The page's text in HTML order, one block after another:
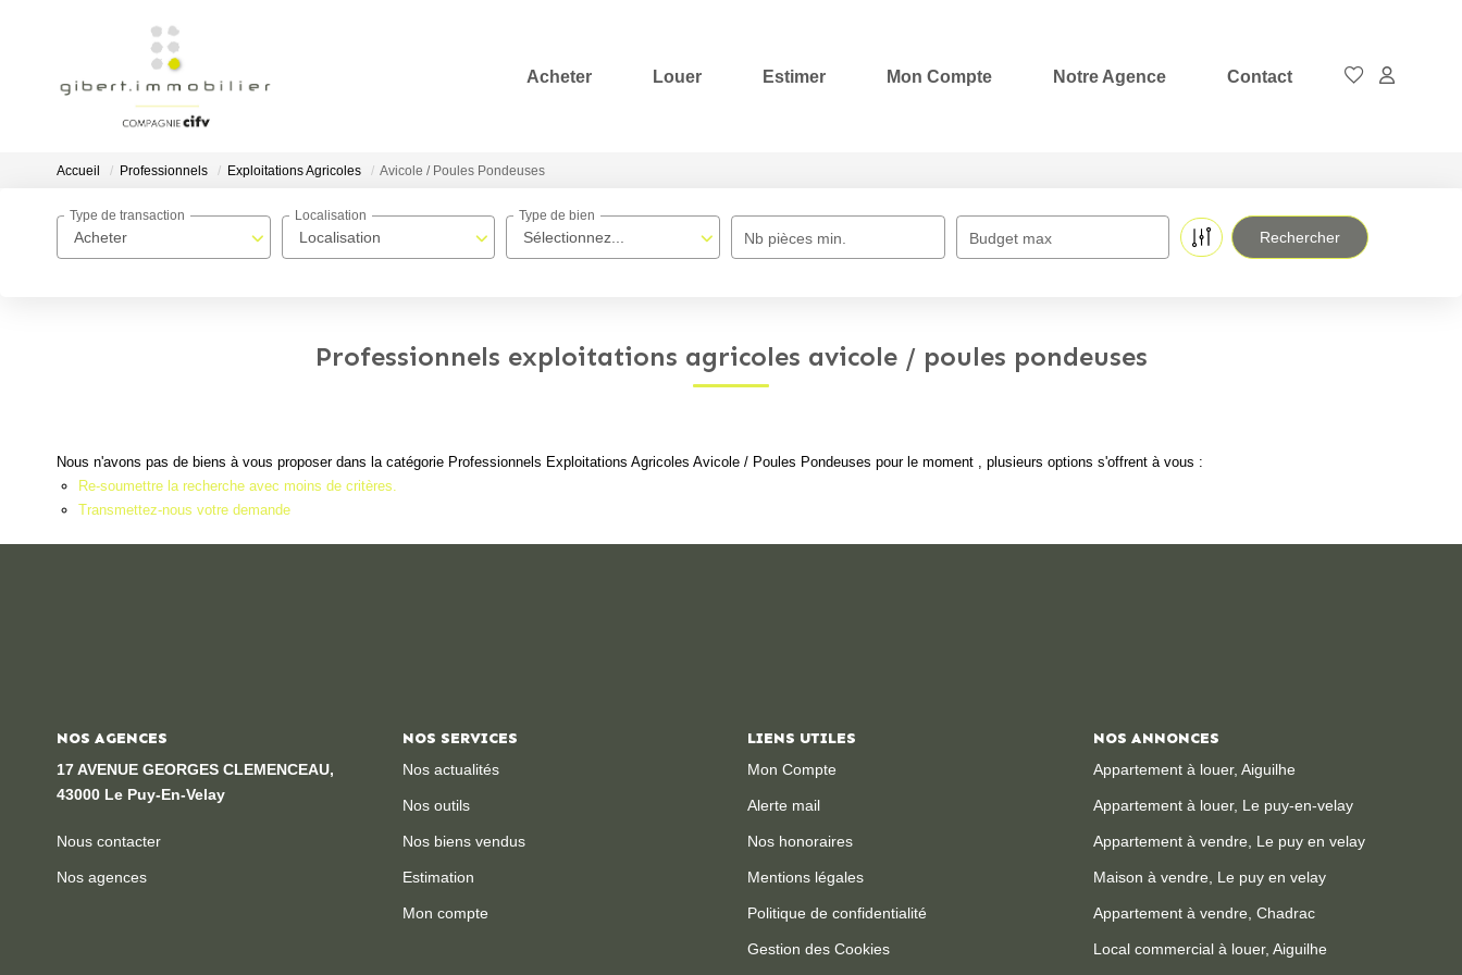
Acheter Louer Estimer Mon Compte Notre Agence Contact
Accueil Professionnels Exploitations Agricoles Avicole / Poules Pondeuses
Acheter
Type de transaction
Localisation
Localisation
Sélectionnez...
Type de bien
Nb pièces min. Budget max
Professionnels exploitations agricoles avicole / poules pondeuses
Nous n'avons pas de biens à vous proposer dans la catégorie Professionnels Exploitations Agricoles Avicole / Poules Pondeuses pour le moment , plusieurs options s'offrent à vous :
Re-soumettre la recherche avec moins de critères.
Transmettez-nous votre demande
NOS AGENCES
17 AVENUE GEORGES CLEMENCEAU,
43000 Le Puy-En-Velay
Nous contacter
Nos agences
NOS SERVICES
Nos actualités
Nos outils
Nos biens vendus
Estimation
Mon compte
LIENS UTILES
Mon Compte
Alerte mail
Nos honoraires
Mentions légales
Politique de confidentialité
Gestion des Cookies
NOS ANNONCES
Appartement à louer, Aiguilhe
Appartement à louer, Le puy-en-velay
Appartement à vendre, Le puy en velay
Maison à vendre, Le puy en velay
Appartement à vendre, Chadrac
Local commercial à louer, Aiguilhe